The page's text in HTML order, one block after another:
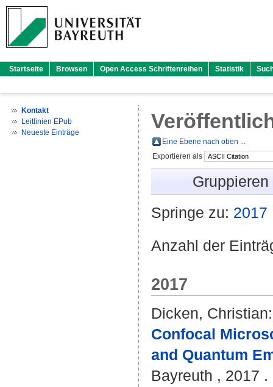
Startseite Browsen Open Access Schriftenreihen Statistik
Kontakt
Leitlinien EPub
Neueste Einträge
Eine Ebene nach oben ...
Exportieren als
Springe zu: 2017
Anzahl der
2017
Dicken, Christian:
Confocal
and Quantum
Bayreuth , 2017